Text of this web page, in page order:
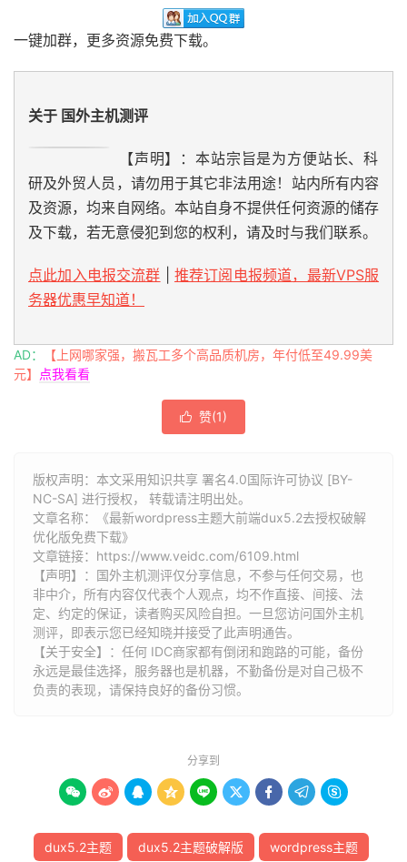
一键加群，更多资源免费下载。
关于 国外主机测评
【声明】：本站宗旨是为方便站长、科
研及外贸人员，请勿用于其它非法用途！站内所有内容
及资源，均来自网络。本站自身不提供任何资源的储存
及下载，若无意侵犯到您的权利，请及时与我们联系。
点此加入电报交流群
推荐订阅电报频道，最新VPS服
务器优惠早知道！
AD：
【上网哪家强，搬瓦工多个高品质机房，年付低至49.99美
元】
点我看看
 赞(1)
版权声明：本文采用知识共享 署名4.0国际许可协议 [BY-
NC-SA] 进行授权， 转载请注明出处。
文章名称：《最新wordpress主题大前端dux5.2去授权破解
优化版免费下载》
文章链接： https://www.veidc.com/6109.html
【声明】：国外主机测评仅分享信息，不参与任何交易，也
非中介，所有内容仅代表个人观点，均不作直接、间接、法
定、约定的保证，读者购买风险自担。一旦您访问国外主机
测评，即表示您已经知晓并接受了此声明通告。
【关于安全】：任何 IDC商家都有倒闭和跑路的可能，备份
永远是最佳选择，服务器也是机器，不勤备份是对自己极不
负责的表现，请保持良好的备份习惯。
分享到
        
dux5.2主题 dux5.2主题破解版 wordpress主题